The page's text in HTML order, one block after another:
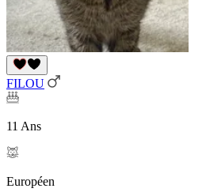
FILOU
11 Ans
Européen